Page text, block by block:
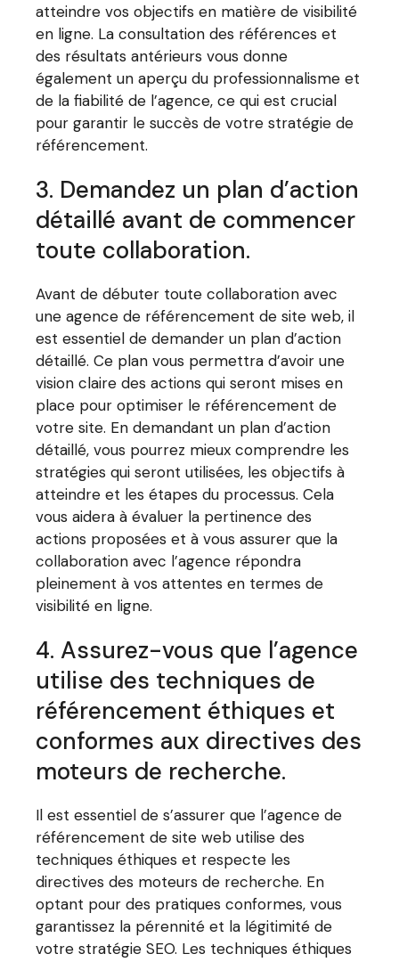
atteindre vos objectifs en matière de visibilité
en ligne. La consultation des références et
des résultats antérieurs vous donne
également un aperçu du professionnalisme et
de la fiabilité de l’agence, ce qui est crucial
pour garantir le succès de votre stratégie de
référencement.
3. Demandez un plan d’action
détaillé avant de commencer
toute collaboration.
Avant de débuter toute collaboration avec
une agence de référencement de site web, il
est essentiel de demander un plan d’action
détaillé. Ce plan vous permettra d’avoir une
vision claire des actions qui seront mises en
place pour optimiser le référencement de
votre site. En demandant un plan d’action
détaillé, vous pourrez mieux comprendre les
stratégies qui seront utilisées, les objectifs à
atteindre et les étapes du processus. Cela
vous aidera à évaluer la pertinence des
actions proposées et à vous assurer que la
collaboration avec l’agence répondra
pleinement à vos attentes en termes de
visibilité en ligne.
4. Assurez-vous que l’agence
utilise des techniques de
référencement éthiques et
conformes aux directives des
moteurs de recherche.
Il est essentiel de s’assurer que l’agence de
référencement de site web utilise des
techniques éthiques et respecte les
directives des moteurs de recherche. En
optant pour des pratiques conformes, vous
garantissez la pérennité et la légitimité de
votre stratégie SEO. Les techniques éthiques